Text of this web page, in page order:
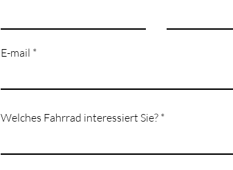
E-mail
Welches Fahrrad interessiert Sie?